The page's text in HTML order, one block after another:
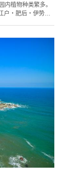
内植物种类繁多。
户・肥后・伊势等
场”里还有鲜花造型
自然当中玩耍。 6
可以观赏到300多
憩场都会开放，可